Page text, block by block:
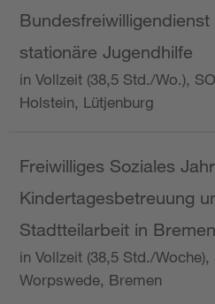
stationäre Jugendhilfe
in Vollzeit (38,5 Std./Wo.),
Holstein, Lütjenburg
Freiwilliges Soziales
Kindertagesbetreuung
Stadtteilarbeit in
in Vollzeit (38,5 Std./
Worpswede, Bremen